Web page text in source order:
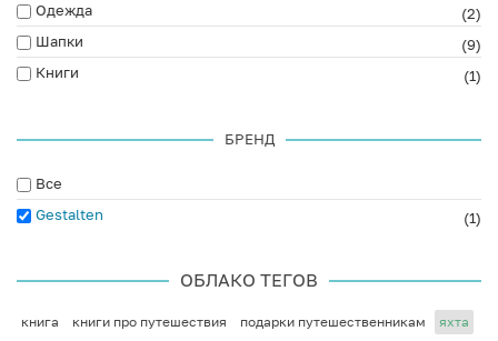
Одежда
(2)
Шапки
(9)
Книги
(1)
БРЕНД
Все
Gestalten
(1)
ОБЛАКО ТЕГОВ
книга книги про путешествия подарки путешественникам яхта